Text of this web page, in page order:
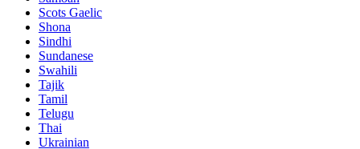
Scots Gaelic
Shona
Sindhi
Sundanese
Swahili
Tajik
Tamil
Telugu
Thai
Ukrainian